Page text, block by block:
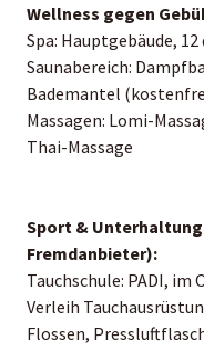
Wellness gegen
Spa: Hauptgebäude, 12
Saunabereich:
Bademantel
Massagen: Lomi-
Thai-Massage
Sport &
Fremdanbieter):
Tauchschule: PADI, im
Verleih
Flossen,